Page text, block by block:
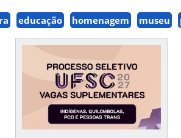
educação homenagem museu